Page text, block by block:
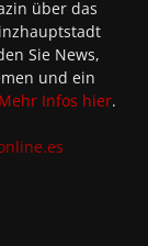
über das
Sie News,
und ein
Mehr Infos hier.